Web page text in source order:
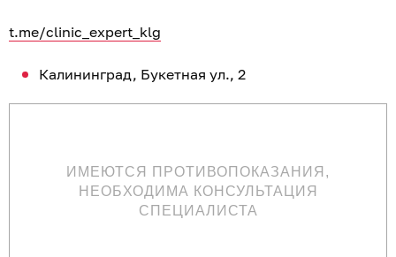
t.me/clinic_expert_klg
Калининград, Букетная ул., 2
ИМЕЮТСЯ ПРОТИВОПОКАЗАНИЯ,
НЕОБХОДИМА КОНСУЛЬТАЦИЯ
СПЕЦИАЛИСТА